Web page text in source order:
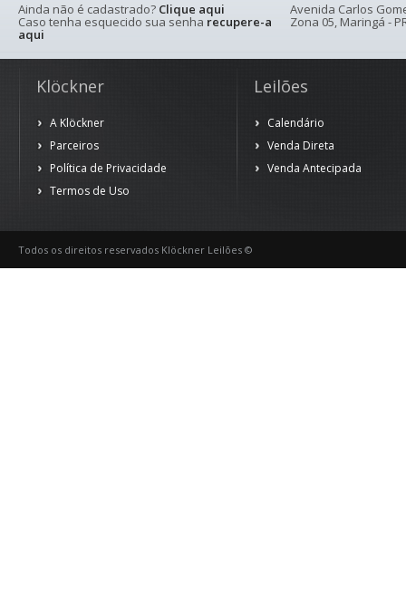
Ainda não é cadastrado? Clique aqui
Caso tenha esquecido sua senha recupere-a
aqui
Avenida Carlos
Zona 05, Maringá -
Klöckner
A Klöckner
Parceiros
Política de Privacidade
Termos de Uso
Leilões
Calendário
Venda Direta
Venda Antecipada
Todos os direitos reservados Klöckner Leilões ©